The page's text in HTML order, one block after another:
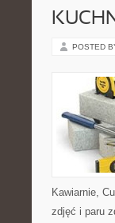
POSTED
Kawiarnie,
zdjęć i paru